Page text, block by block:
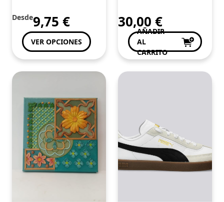
Desde9,75 €
VER OPCIONES
30,00 €
AÑADIR
AL
CARRITO